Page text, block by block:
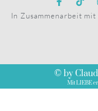
In Zusammenarbeit mit
© by
Mit LIEBE